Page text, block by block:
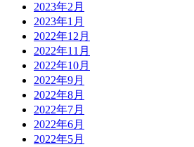
2023年2月
2023年1月
2022年12月
2022年11月
2022年10月
2022年9月
2022年8月
2022年7月
2022年6月
2022年5月